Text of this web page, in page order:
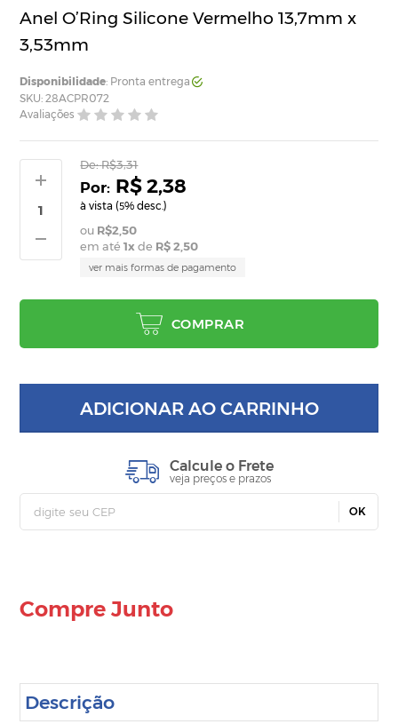
Anel O’Ring Silicone Vermelho 13,7mm x
3,53mm
Disponibilidade: Pronta entrega
SKU: 28ACPR072
Avaliações
R$ 2,38
à vista (5% desc.)
De:R$3,31
R$2,50
em até1x de R$ 2,50
ver mais formas de pagamento
COMPRAR
ADICIONAR AO CARRINHO
Calcule o Frete
veja preços e prazos
OK
Compre Junto
Descrição